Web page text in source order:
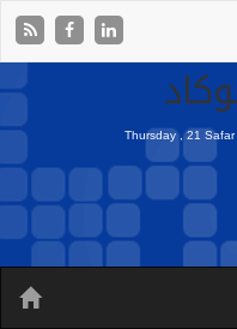
Thursday , 21